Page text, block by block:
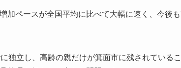
加ペースが全国平均に比べて大幅に速く、今後
独立し、高齢の親だけが箕面市に残されている